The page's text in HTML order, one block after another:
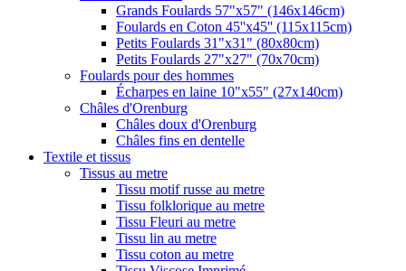
Grands Foulards 57"x57" (146x146cm)
Foulards en Coton 45''x45'' (115x115cm)
Petits Foulards 31"x31" (80x80cm)
Petits Foulards 27"x27" (70x70cm)
Foulards pour des hommes
Écharpes en laine 10"x55" (27x140cm)
Châles d'Orenburg
Châles doux d'Orenburg
Châles fins en dentelle
Textile et tissus
Tissus au metre
Tissu motif russe au metre
Tissu folklorique au metre
Tissu Fleuri au metre
Tissu lin au metre
Tissu coton au metre